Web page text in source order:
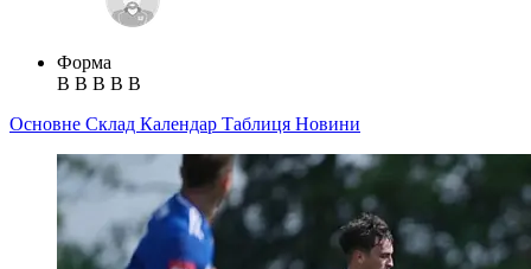
Форма
В В В В В
Основне Склад Календар Таблиця Новини